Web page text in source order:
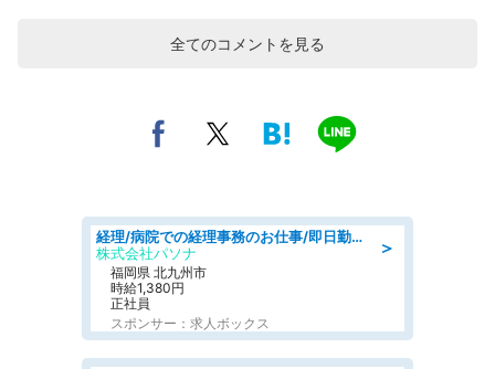
全てのコメントを見る
＞
経理/病院での経理事務のお仕事/即日勤務可/車通勤可/経理/一般事務
株式会社パソナ
福岡県 北九州市
時給1,380円
正社員
スポンサー：求人ボックス